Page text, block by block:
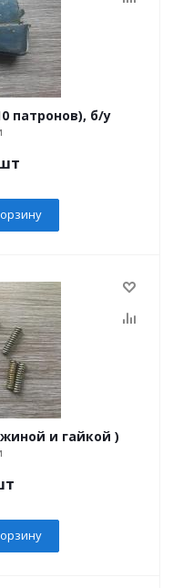
патронов), б/у
и гайкой )